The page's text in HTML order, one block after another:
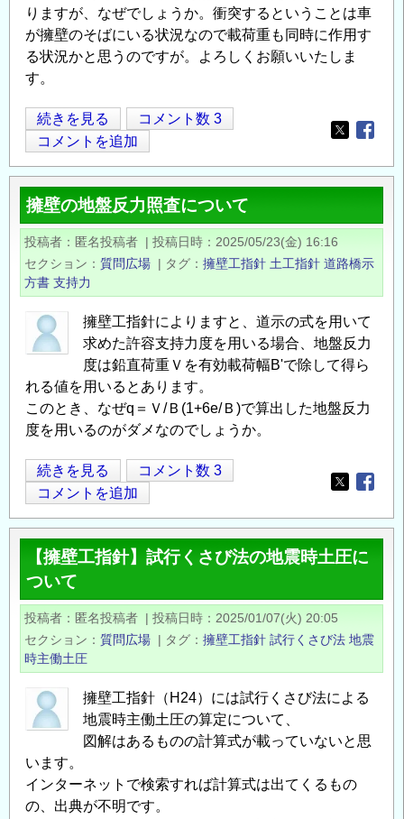
りますが、なぜでしょうか。衝突するということは車
が擁壁のそばにいる状況なので載荷重も同時に作用す
る状況かと思うのですが。よろしくお願いいたしま
す。
擁
壁
安
定
計
算
の
衝
突
荷
作
用
時
の
載
荷
重
に
つ
い
て
の
続きを見る
コメント数 3
コメントを追加
Opens in
擁壁の地盤反力照査について
投稿者 匿名投稿者 | 投稿日時
2025/05/23(金) 16:16
セクション
質問広場 | タグ 擁壁工指針 土工指針 道路橋示
方書 支持力
擁壁工指針によりますと、道示の式を用いて
求めた許容支持力度を用いる場合、地盤反力
度は鉛直荷重Ｖを有効載荷幅B'で除して得ら
れる値を用いるとあります。
このとき、なぜq＝Ｖ/Ｂ(1+6e/Ｂ)で算出した地盤反力
度を用いるのがダメなのでしょうか。
擁
壁
の
地
盤
反
力
照
査
に
つ
い
の
続きを見る
コメント数 3
コメントを追加
Opens in
【擁壁工指針】試行くさび法の地震時土圧に
ついて
投稿者 匿名投稿者 | 投稿日時
2025/01/07(火) 20:05
セクション
質問広場 | タグ 擁壁工指針 試行くさび法 地震
時主働土圧
擁壁工指針（H24）には試行くさび法による
地震時主働土圧の算定について、
図解はあるものの計算式が載っていないと思
います。
インターネットで検索すれば計算式は出てくるもの
の、出典が不明です。